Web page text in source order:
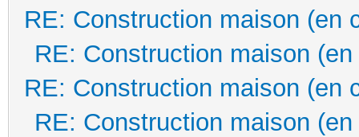
RE: Construction maison (en
RE: Construction maison
RE: Construction maison (en
RE: Construction maison